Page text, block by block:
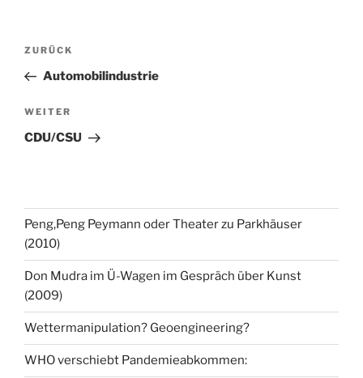
Beitragsnavigation
Vorheriger
Beitrag
ZURÜCK
Automobilindustrie
Nächster
Beitrag
WEITER
CDU/CSU
Peng,Peng Peymann oder Theater zu Parkhäuser
(2010)
Don Mudra im Ü-Wagen im Gespräch über Kunst
(2009)
Wettermanipulation? Geoengineering?
WHO verschiebt Pandemieabkommen: